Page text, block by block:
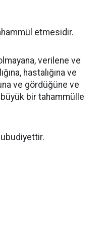
etmesidir.
verilene ve
hastalığına ve
ve gördüğüne ve
bir tahammülle
ubudiyettir.